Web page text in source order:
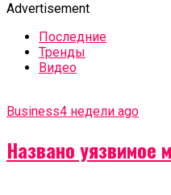
Advertisement
Последние
Тренды
Видео
Business4 недели ago
Названо уязвимое